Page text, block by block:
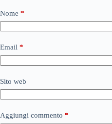
Nome *
Email *
Sito web
Aggiungi commento *